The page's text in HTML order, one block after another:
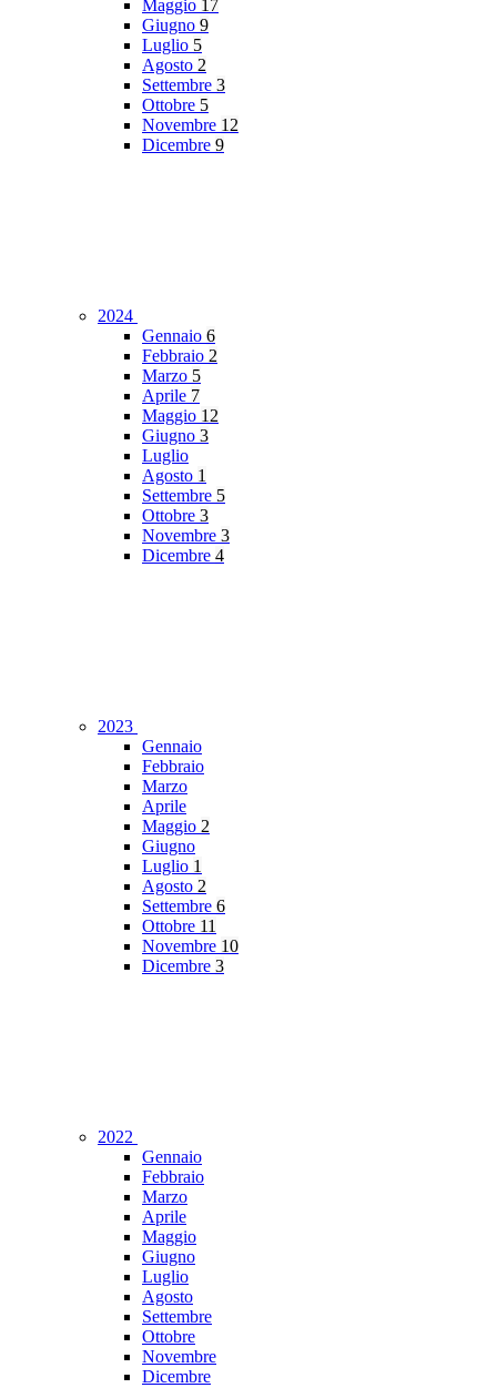
Maggio 17
Giugno 9
Luglio 5
Agosto 2
Settembre 3
Ottobre 5
Novembre 12
Dicembre 9
2024
Gennaio 6
Febbraio 2
Marzo 5
Aprile 7
Maggio 12
Giugno 3
Luglio
Agosto 1
Settembre 5
Ottobre 3
Novembre 3
Dicembre 4
2023
Gennaio
Febbraio
Marzo
Aprile
Maggio 2
Giugno
Luglio 1
Agosto 2
Settembre 6
Ottobre 11
Novembre 10
Dicembre 3
2022
Gennaio
Febbraio
Marzo
Aprile
Maggio
Giugno
Luglio
Agosto
Settembre
Ottobre
Novembre
Dicembre